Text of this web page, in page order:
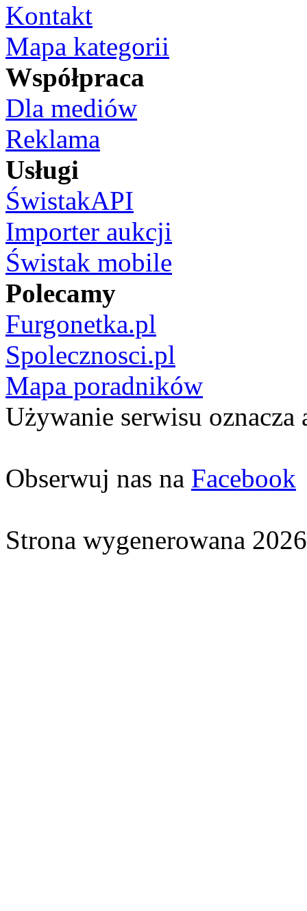
Kontakt
Mapa kategorii
Współpraca
Dla mediów
Reklama
Usługi
ŚwistakAPI
Importer aukcji
Świstak mobile
Polecamy
Furgonetka.pl
Spolecznosci.pl
Mapa poradników
Używanie serwisu oznacza
Obserwuj nas na Facebook
Strona wygenerowana